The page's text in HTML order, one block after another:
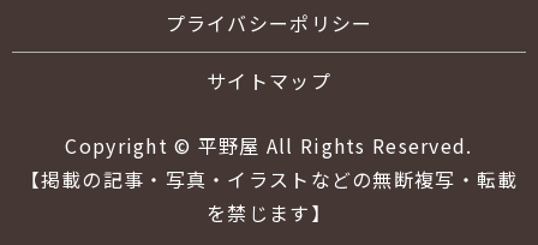
プライバシーポリシー
サイトマップ
Copyright © 平野屋 All Rights Reserved.
【掲載の記事・写真・イラストなどの無断複写・転載
を禁じます】